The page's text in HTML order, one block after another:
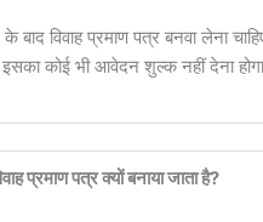
बाद विवाह प्रमाण पत्र बनवा लेना
कोई भी आवेदन शुल्क नहीं देना
प्रमाण पत्र क्यों बनाया जाता है?